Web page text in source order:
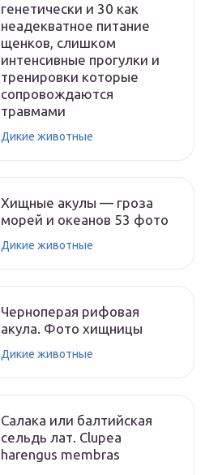
генетически и 30 как
неадекватное питание
щенков, слишком
интенсивные прогулки и
тренировки которые
сопровождаются
травмами
Дикие животные
Хищные акулы — гроза
морей и океанов 53 фото
Дикие животные
Черноперая рифовая
акула. Фото хищницы
Дикие животные
Салака или балтийская
сельдь лат. Clupea
harengus membras